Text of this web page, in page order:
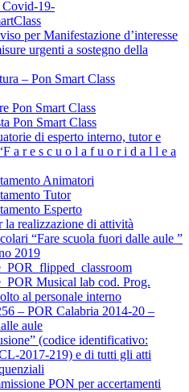
Covid-19-
per Manifestazione d’interesse
urgenti a sostegno della
– Pon Smart Class
Pon Smart Class
Pon Smart Class
di esperto interno, tutor e
a r e s c u o l a f u o r i d a l l e a
Animatori
Tutor
Esperto
realizzazione di attività
“Fare scuola fuori dalle aule ”
2019
Musical lab cod. Prog.
al personale interno
– POR Calabria 2014-20 –
aule
(codice identificativo:
2017-219) e di tutti gli atti
PON per accertamenti